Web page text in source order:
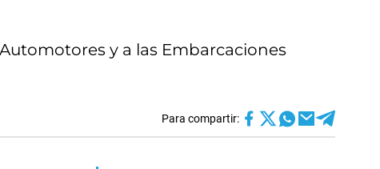
y a las Embarcaciones
Para compartir: